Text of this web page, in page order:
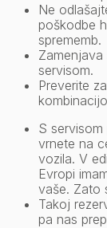
Ne
poškodbe
sprememb.
servisom.
Preverite
S
vrnete na
vozila. V
Evropi
vaše. Zato
Takoj
pa nas